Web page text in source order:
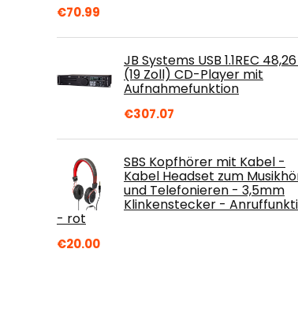
€70.99
JB Systems USB 1.1REC
(19 Zoll) CD-Player mit
Aufnahmefunktion
€307.07
SBS Kopfhörer mit Kabel -
Kabel Headset zum
und Telefonieren - 3,5mm
Klinkenstecker -
- rot
€20.00